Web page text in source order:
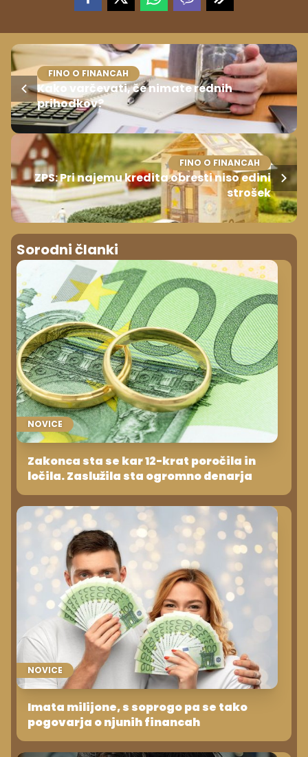
FINO O FINANCAH
Kako varčevati, če nimate rednih
prihodkov?
FINO O FINANCAH
ZPS: Pri najemu kredita obresti niso edini
strošek
Sorodni članki
NOVICE
Zakonca sta se kar 12-krat poročila in
ločila. Zaslužila sta ogromno denarja
NOVICE
Imata milijone, s soprogo pa se tako
pogovarja o njunih financah